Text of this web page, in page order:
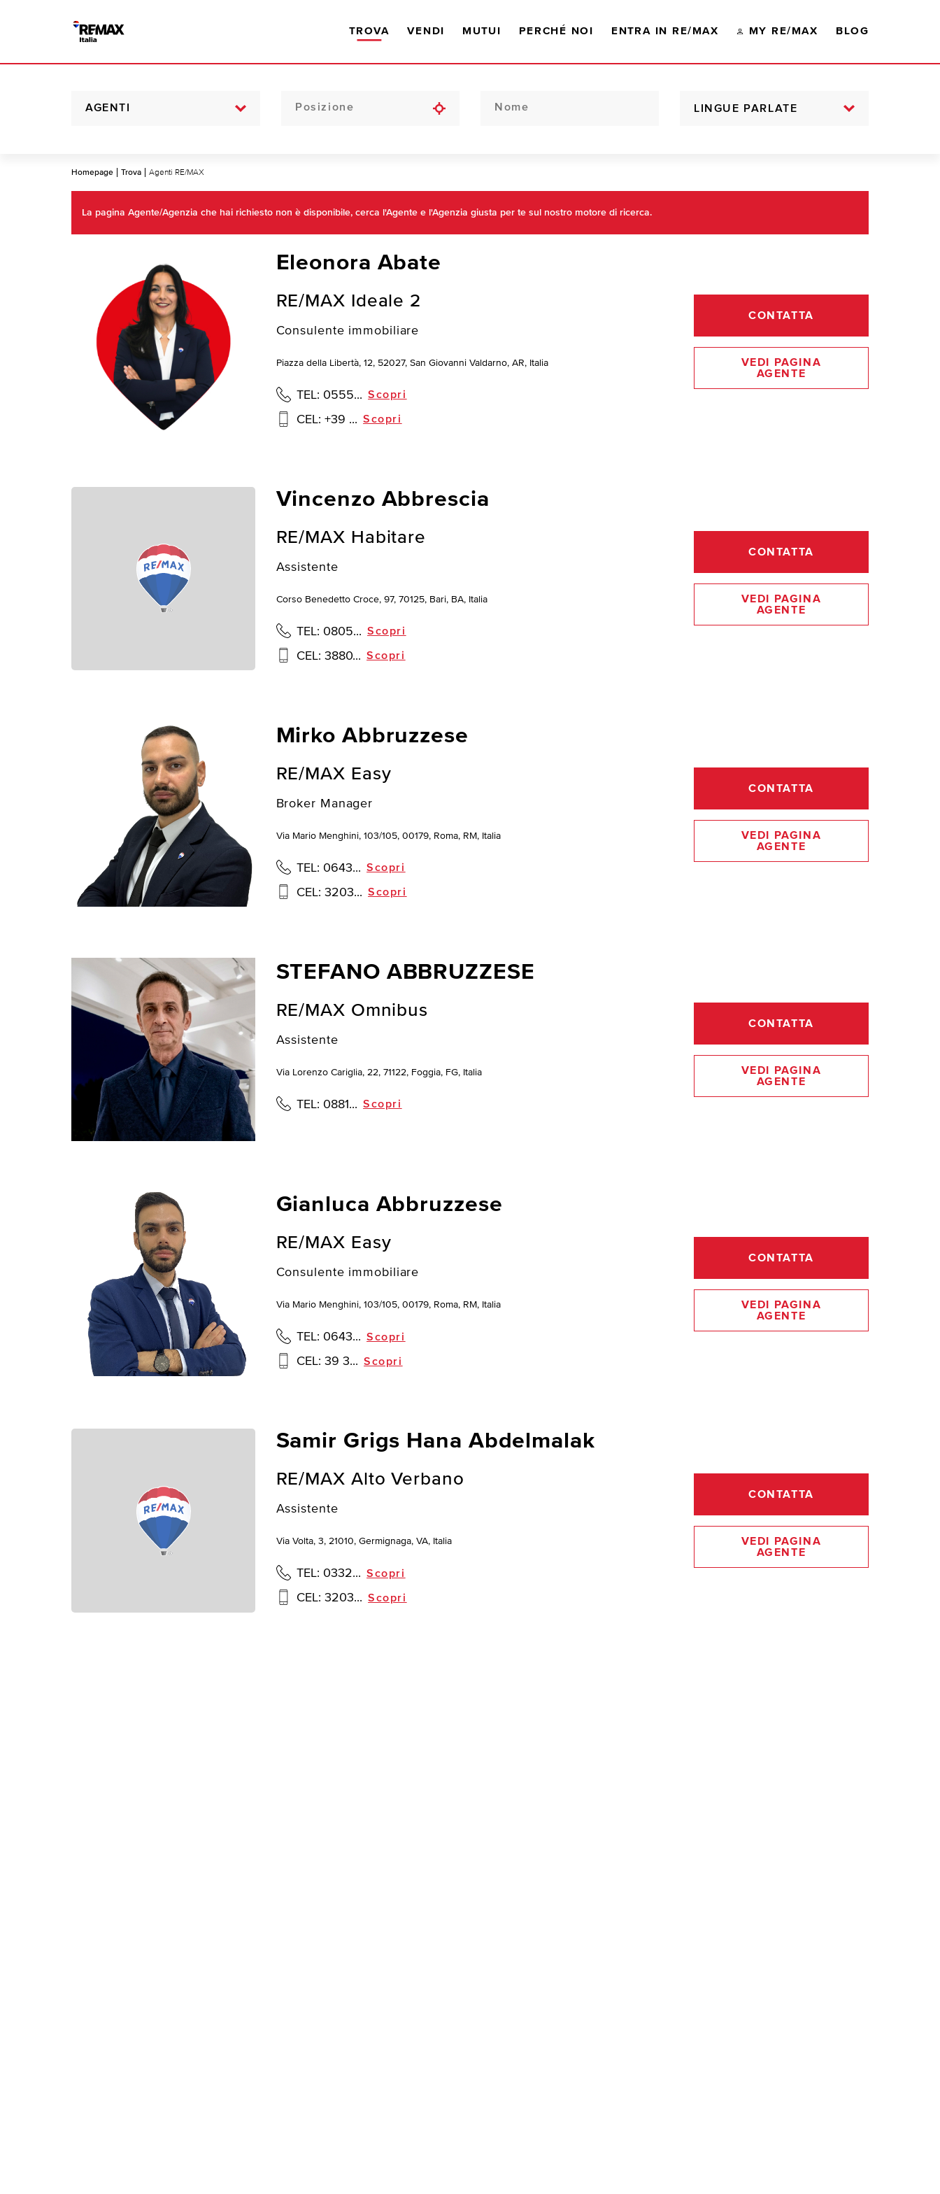
TROVA VENDI MUTUI PERCHÉ NOI ENTRA IN RE/MAX MY RE/MAX BLOG
AGENTI LINGUE PARLATE
Homepage Trova Agenti RE/MAX
La pagina Agente/Agenzia che hai richiesto non è disponibile, cerca l'Agente e l'Agenzia giusta per te sul nostro motore di ricerca.
Eleonora Abate
RE/MAX Ideale 2
Consulente immobiliare
Piazza della Libertà, 12, 52027, San Giovanni Valdarno, AR, Italia
TEL: 0555... Scopri
CEL: +39 ... Scopri
CONTATTA
VEDI PAGINA
AGENTE
Vincenzo Abbrescia
RE/MAX Habitare
Assistente
Corso Benedetto Croce, 97, 70125, Bari, BA, Italia
TEL: 0805... Scopri
CEL: 3880... Scopri
CONTATTA
VEDI PAGINA
AGENTE
Mirko Abbruzzese
RE/MAX Easy
Broker Manager
Via Mario Menghini, 103/105, 00179, Roma, RM, Italia
TEL: 0643... Scopri
CEL: 3203... Scopri
CONTATTA
VEDI PAGINA
AGENTE
STEFANO ABBRUZZESE
RE/MAX Omnibus
Assistente
Via Lorenzo Cariglia, 22, 71122, Foggia, FG, Italia
TEL: 0881... Scopri
CONTATTA
VEDI PAGINA
AGENTE
Gianluca Abbruzzese
RE/MAX Easy
Consulente immobiliare
Via Mario Menghini, 103/105, 00179, Roma, RM, Italia
TEL: 0643... Scopri
CEL: 39 3... Scopri
CONTATTA
VEDI PAGINA
AGENTE
Samir Grigs Hana Abdelmalak
RE/MAX Alto Verbano
Assistente
Via Volta, 3, 21010, Germignaga, VA, Italia
TEL: 0332... Scopri
CEL: 3203... Scopri
CONTATTA
VEDI PAGINA
AGENTE